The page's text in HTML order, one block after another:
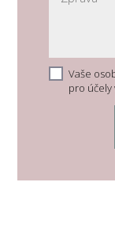
Vaše
pro účely